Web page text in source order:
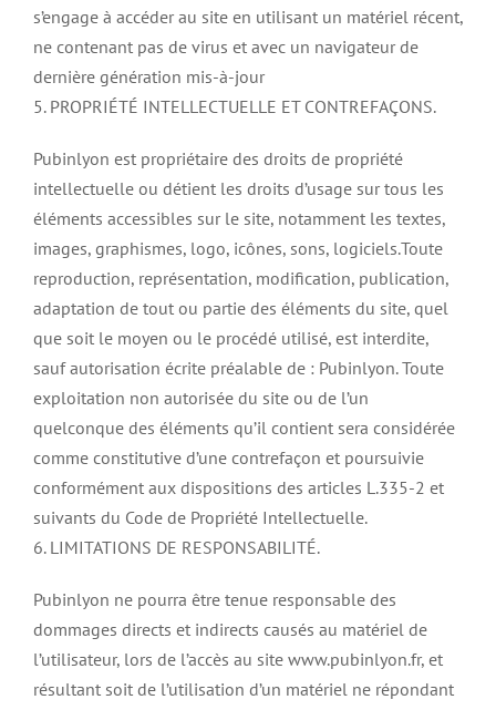
s’engage à accéder au site en utilisant un matériel récent,
ne contenant pas de virus et avec un navigateur de
dernière génération mis-à-jour
5. PROPRIÉTÉ INTELLECTUELLE ET CONTREFAÇONS.
Pubinlyon est propriétaire des droits de propriété
intellectuelle ou détient les droits d’usage sur tous les
éléments accessibles sur le site, notamment les textes,
images, graphismes, logo, icônes, sons, logiciels.Toute
reproduction, représentation, modification, publication,
adaptation de tout ou partie des éléments du site, quel
que soit le moyen ou le procédé utilisé, est interdite,
sauf autorisation écrite préalable de : Pubinlyon. Toute
exploitation non autorisée du site ou de l’un
quelconque des éléments qu’il contient sera considérée
comme constitutive d’une contrefaçon et poursuivie
conformément aux dispositions des articles L.335-2 et
suivants du Code de Propriété Intellectuelle.
6. LIMITATIONS DE RESPONSABILITÉ.
Pubinlyon ne pourra être tenue responsable des
dommages directs et indirects causés au matériel de
l’utilisateur, lors de l’accès au site www.pubinlyon.fr, et
résultant soit de l’utilisation d’un matériel ne répondant